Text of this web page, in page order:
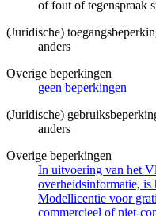
of fout of tegenspraak
(Juridische)
anders
Overige beperkingen
geen beperkingen
(Juridische)
anders
Overige beperkingen
In uitvoering van het
overheidsinformatie, is
Modellicentie voor
commercieel of niet-